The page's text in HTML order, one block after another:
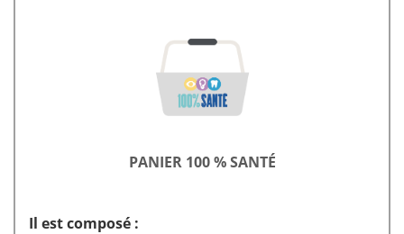
PANIER 100 % SANTÉ
Il est composé :